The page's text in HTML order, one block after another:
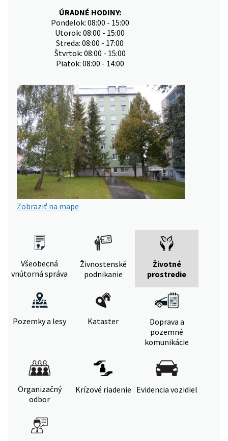
ÚRADNÉ HODINY:
Pondelok: 08:00 - 15:00
Utorok: 08:00 - 15:00
Streda: 08:00 - 17:00
Štvrtok: 08:00 - 15:00
Piatok: 08:00 - 14:00
Zobraziť na mape
Všeobecná
vnútorná správa
Živnostenské
podnikanie
Životné
prostredie
Pozemky a lesy Kataster
Doprava a
pozemné
komunikácie
Organizačný
odbor
Krízové riadenie Evidencia vozidiel